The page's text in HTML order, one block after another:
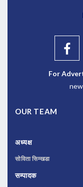
For
OUR TEAM
अध्यक्ष
सोविता सिम्खडा
सम्पादक